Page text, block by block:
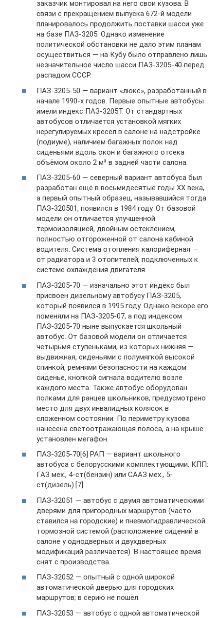
заказчик монтировал на него свои кузова. В
связи с прекращением выпуска 672-й модели
планировалось продолжить поставки шасси уже
на базе ПАЗ-3205. Однако изменение
политической обстановки не дало этим планам
осуществиться — на Кубу было отправлено лишь
незначительное число шасси ПАЗ-3205-40 перед
распадом СССР.
ПАЗ-3205-50 — вариант «люкс», разработанный в
начале 1990-х годов. Первые опытные автобусы
имели индекс ПАЗ-3205Т. От стандартных
автобусов отличается установкой мягких
нерегулируемых кресел в салоне на надстройке
(подиуме), наличием багажных полок над
сиденьями вдоль окон и багажного отсека
объёмом около 2 м³ в задней части салона.
ПАЗ-3205-60 — северный вариант автобуса был
разработан ещё в восьмидесятые годы XX века,
а первый опытный образец, называвшийся тогда
ПАЗ-320501, появился в 1984 году. От базовой
модели он отличается улучшенной
термоизоляцией, двойным остеклением,
полностью отгороженной от салона кабиной
водителя. Система отопления калориферная —
от радиатора и 3 отопителей, подключенных к
системе охлаждения двигателя.
ПАЗ-3205-70 — изначально этот индекс был
присвоен дизельному автобусу ПАЗ-3205,
который появился в 1995 году. Однако вскоре его
поменяли на ПАЗ-3205-07, а под индексом
ПАЗ-3205-70 ныне выпускается школьный
автобус. От базовой модели он отличается
четырьмя ступеньками, из которых нижняя —
выдвижная, сиденьями с полумягкой высокой
спинкой, ремнями безопасности на каждом
сиденье, кнопкой сигнала водителю возле
каждого места. Также автобус оборудован
полками для ранцев школьников, предусмотрено
место для двух инвалидных колясок в
сложенном состоянии. По периметру кузова
нанесена светоотражающая полоса, а на крыше
установлен мегафон.
ПАЗ-3205-70[6] РАП — вариант школьного
автобуса с белорусскими комплектующими. КПП:
ГАЗ мех., 4-ст(бензин) или СААЗ мех., 5-
ст(дизель).[7]
ПАЗ-32051 — автобус с двумя автоматическими
дверями для пригородных маршрутов (часто
ставился на городские) и пневмогидравлической
тормозной системой (расположение сидений в
салоне у однодверных и двухдверных
модификаций различается). В настоящее время
снят с производства.
ПАЗ-32052 — опытный с одной широкой
автоматической дверью для городских
маршрутов; в серию не пошёл.
ПАЗ-32053 — автобус с одной автоматической